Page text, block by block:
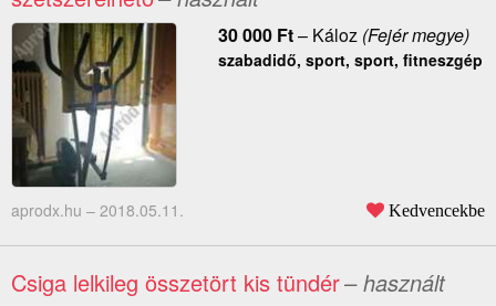
30 000 Ft– Káloz(Fejér megye)
szabadidő, sport, sport, fitneszgép
aprodx.hu – 2018.05.11. Kedvencekbe
Csiga lelkileg összetört kis tündér– használt